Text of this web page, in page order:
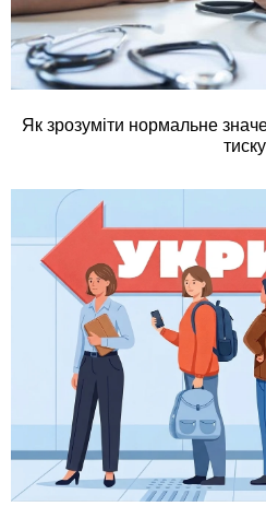
Як зрозуміти нормальне
тиску